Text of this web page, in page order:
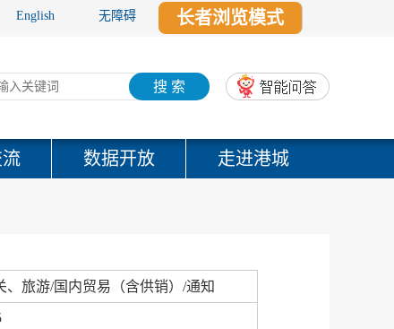
English 无障碍 长者浏览模式
搜 索
流 数据开放 走进港城
、旅游/国内贸易（含供销）/通知